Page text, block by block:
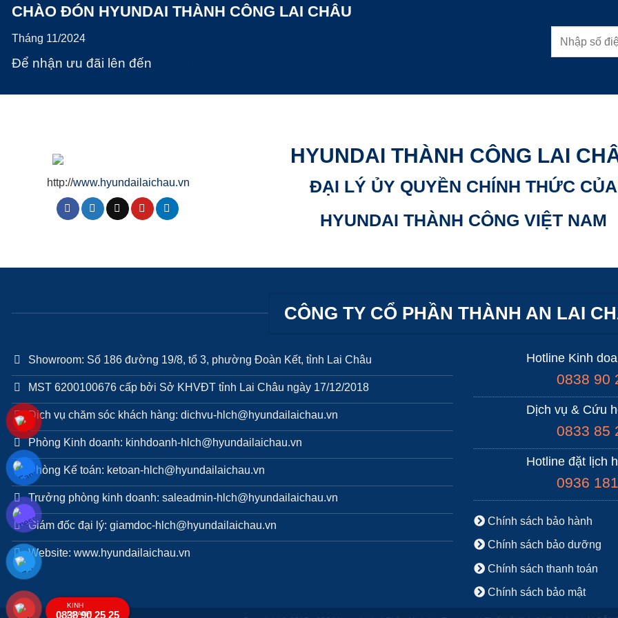
CHÀO ĐÓN HYUNDAI THÀNH CÔNG LAI CHÂU
Tháng 11/2024
Để nhận ưu đãi lên đến
http://www.hyundailaichau.vn
HYUNDAI THÀNH CÔNG LAI
ĐẠI LÝ ỦY QUYỀN CHÍNH THỨC CỦA
HYUNDAI THÀNH CÔNG VIỆT NAM
CÔNG TY CỔ PHẦN THÀNH AN LAI
Showroom: Số 186 đường 19/8, tổ 3, phường Đoàn Kết, tỉnh Lai Châu
MST 6200100676 cấp bởi Sở KHVĐT tỉnh Lai Châu ngày 17/12/2018
Dich vụ chăm sóc khách hàng: dichvu-hlch@hyundailaichau.vn
Phòng Kinh doanh: kinhdoanh-hlch@hyundailaichau.vn
Phòng Kế toán: ketoan-hlch@hyundailaichau.vn
Trưởng phòng kinh doanh: saleadmin-hlch@hyundailaichau.vn
Giám đốc đại lý: giamdoc-hlch@hyundailaichau.vn
Website: www.hyundailaichau.vn
Hotline Kinh
0838 90
Dịch vụ & Cứu
0833 85
Hotline đặt lịch
0936
Chính sách bảo hành
Chính sách bảo dưỡng
Chính sách thanh toán
Chính sách bảo mật
KINH
DOANH
0838 90 25 25